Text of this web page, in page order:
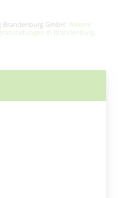
Brandenburg GmbH: Weitere
in Brandenburg.